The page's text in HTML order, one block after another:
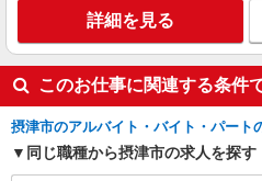
摂津市 車・
キープ
詳細を見る
このお仕事に関連する条件
摂津市のアルバイト・バイト・パート
同じ職種から摂津市の求人を探す